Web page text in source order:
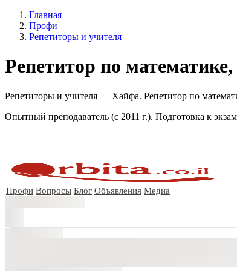
Главная
Профи
Репетиторы и учителя
Репетитор по
Репетиторы и учителя — Хайфа. Репетитор по
Опытный преподаватель (с 2011 г.). Подготовка к
Профи Вопросы Блог Объявления Медиа